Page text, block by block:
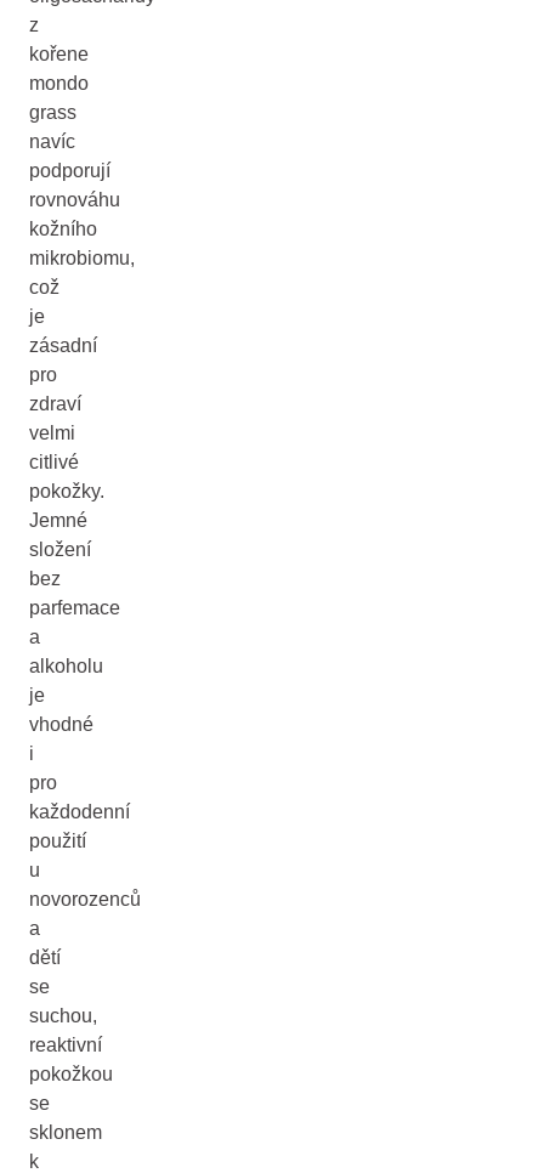
z
kořene
mondo
grass
navíc
podporují
rovnováhu
kožního
mikrobiomu,
což
je
zásadní
pro
zdraví
velmi
citlivé
pokožky.
Jemné
složení
bez
parfemace
a
alkoholu
je
vhodné
i
pro
každodenní
použití
u
novorozenců
a
dětí
se
suchou,
reaktivní
pokožkou
se
sklonem
k